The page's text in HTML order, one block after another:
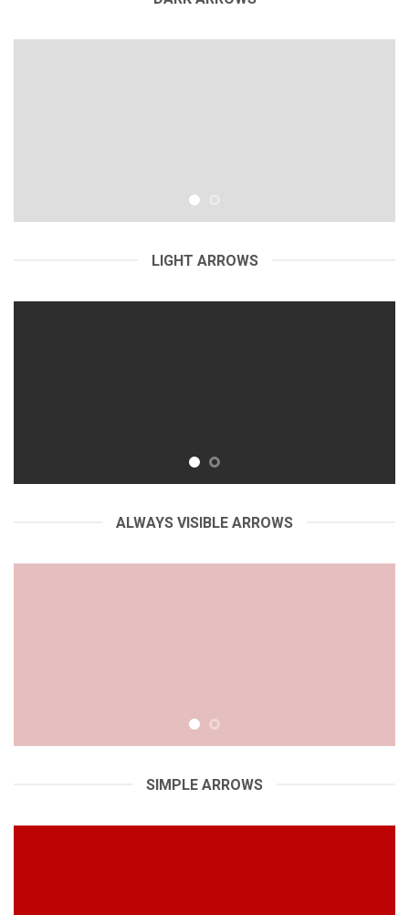
LIGHT ARROWS
ALWAYS VISIBLE ARROWS
SIMPLE ARROWS